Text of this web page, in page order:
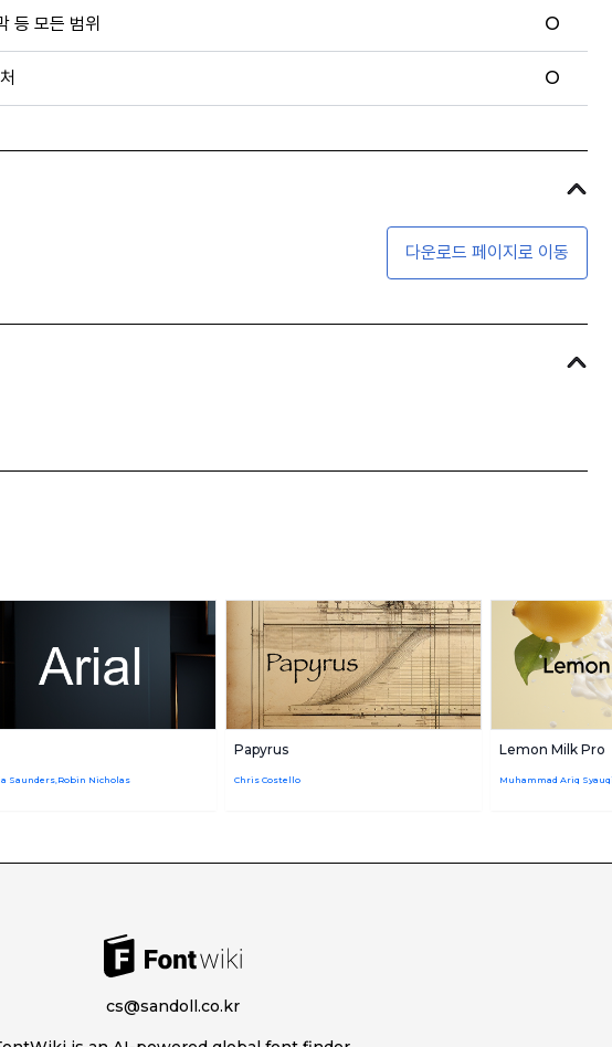
등 모든 범위 O
O
다운로드 페이지로 이동
Saunders,Robin Nicholas
Papyrus
Chris Costello
Lemon Milk Pro
Muhammad Ariq Syauqi
cs@sandoll.co.kr